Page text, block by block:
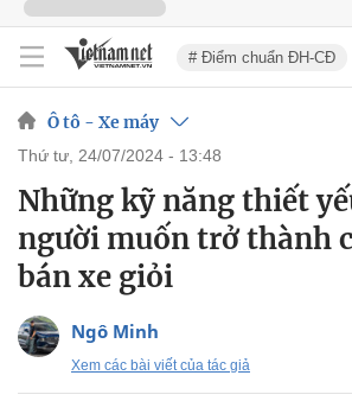
# Điểm chuẩn ĐH-CĐ
Ô tô - Xe máy
thứ tư, 24/07/2024 - 13:48
Những kỹ năng thiết
người muốn trở thành
bán xe giỏi
Ngô Minh
Xem các bài viết của tác giả